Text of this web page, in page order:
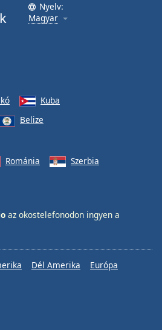
Nyelv:
Magyar
Kuba
Belize
Románia
Szerbia
az okostelefonodon ingyen a
Dél Amerika
Európa